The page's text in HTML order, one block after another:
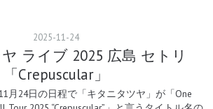
2025-11-24
ライブ 2025 広島 セトリ
「Crepuscular」
月24日の日程で「キタニタツヤ」が「One